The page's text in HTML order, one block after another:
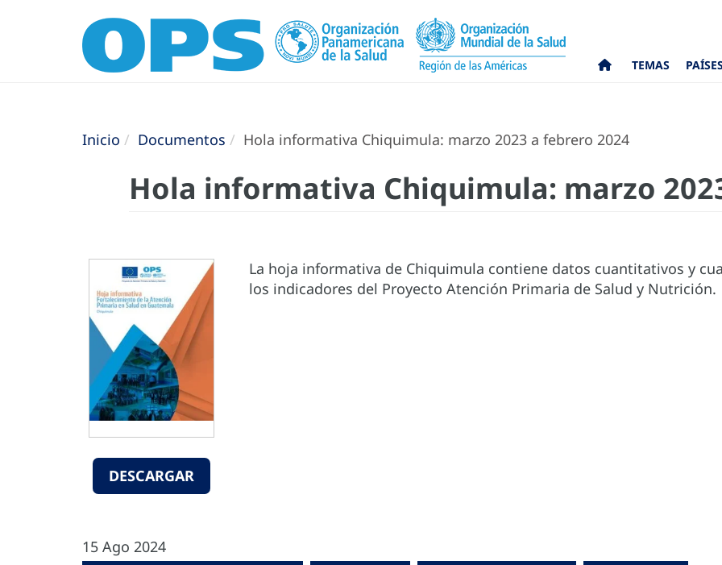
TEMAS
Inicio Documentos Hola informativa Chiquimula: marzo 2023 a febrero 2024
Hola informativa Chiquimula: marzo
DESCARGAR
La hoja informativa de Chiquimula contiene datos cuantitativos y
los indicadores del Proyecto Atención Primaria de Salud y Nutrición.
15 Ago 2024